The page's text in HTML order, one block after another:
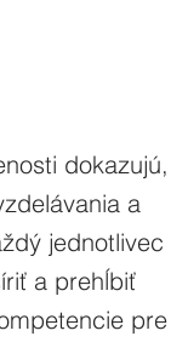
a
jednotlivec
a prehĺbiť
pre